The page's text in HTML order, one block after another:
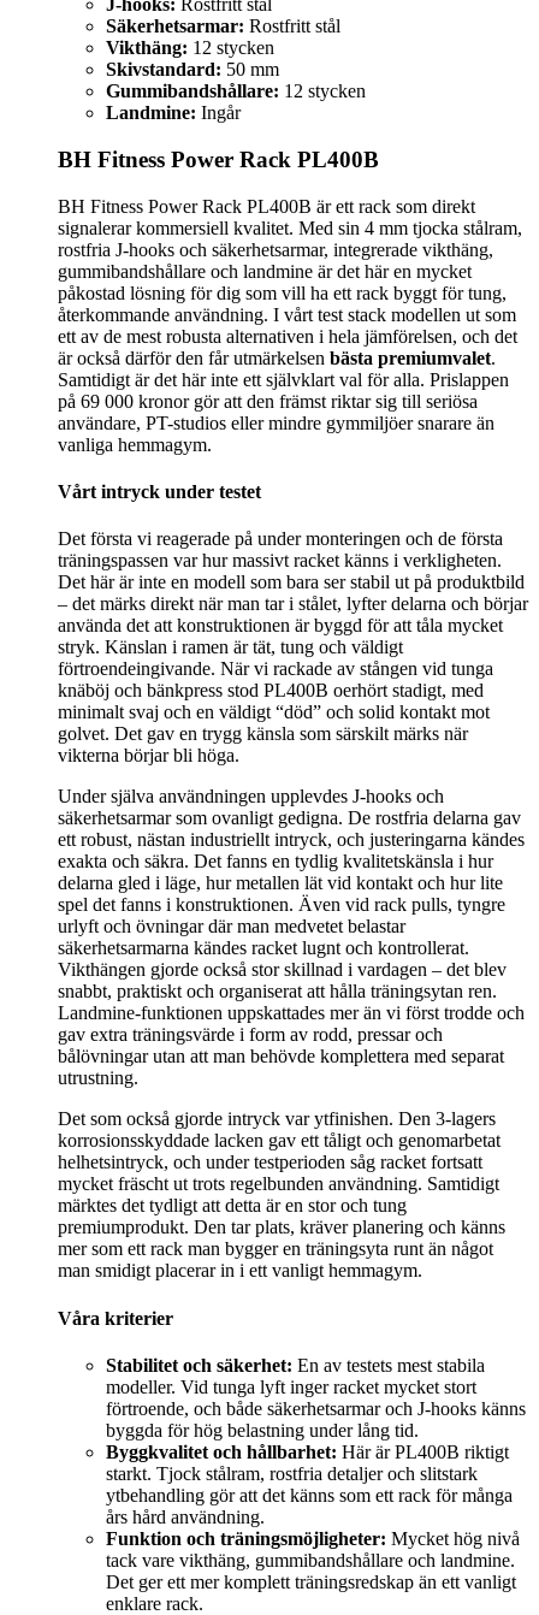
J-hooks: Rostfritt stål
Säkerhetsarmar: Rostfritt stål
Vikthäng: 12 stycken
Skivstandard: 50 mm
Gummibandshållare: 12 stycken
Landmine: Ingår
BH Fitness Power Rack PL400B
BH Fitness Power Rack PL400B är ett rack som direkt
signalerar kommersiell kvalitet. Med sin 4 mm tjocka stålram,
rostfria J-hooks och säkerhetsarmar, integrerade vikthäng,
gummibandshållare och landmine är det här en mycket
påkostad lösning för dig som vill ha ett rack byggt för tung,
återkommande användning. I vårt test stack modellen ut som
ett av de mest robusta alternativen i hela jämförelsen, och det
är också därför den får utmärkelsen bästa premiumvalet.
Samtidigt är det här inte ett självklart val för alla. Prislappen
på 69 000 kronor gör att den främst riktar sig till seriösa
användare, PT-studios eller mindre gymmiljöer snarare än
vanliga hemmagym.
Vårt intryck under testet
Det första vi reagerade på under monteringen och de första
träningspassen var hur massivt racket känns i verkligheten.
Det här är inte en modell som bara ser stabil ut på produktbild
– det märks direkt när man tar i stålet, lyfter delarna och börjar
använda det att konstruktionen är byggd för att tåla mycket
stryk. Känslan i ramen är tät, tung och väldigt
förtroendeingivande. När vi rackade av stången vid tunga
knäböj och bänkpress stod PL400B oerhört stadigt, med
minimalt svaj och en väldigt “död” och solid kontakt mot
golvet. Det gav en trygg känsla som särskilt märks när
vikterna börjar bli höga.
Under själva användningen upplevdes J-hooks och
säkerhetsarmar som ovanligt gedigna. De rostfria delarna gav
ett robust, nästan industriellt intryck, och justeringarna kändes
exakta och säkra. Det fanns en tydlig kvalitetskänsla i hur
delarna gled i läge, hur metallen lät vid kontakt och hur lite
spel det fanns i konstruktionen. Även vid rack pulls, tyngre
urlyft och övningar där man medvetet belastar
säkerhetsarmarna kändes racket lugnt och kontrollerat.
Vikthängen gjorde också stor skillnad i vardagen – det blev
snabbt, praktiskt och organiserat att hålla träningsytan ren.
Landmine-funktionen uppskattades mer än vi först trodde och
gav extra träningsvärde i form av rodd, pressar och
bålövningar utan att man behövde komplettera med separat
utrustning.
Det som också gjorde intryck var ytfinishen. Den 3-lagers
korrosionsskyddade lacken gav ett tåligt och genomarbetat
helhetsintryck, och under testperioden såg racket fortsatt
mycket fräscht ut trots regelbunden användning. Samtidigt
märktes det tydligt att detta är en stor och tung
premiumprodukt. Den tar plats, kräver planering och känns
mer som ett rack man bygger en träningsyta runt än något
man smidigt placerar in i ett vanligt hemmagym.
Våra kriterier
Stabilitet och säkerhet: En av testets mest stabila
modeller. Vid tunga lyft inger racket mycket stort
förtroende, och både säkerhetsarmar och J-hooks känns
byggda för hög belastning under lång tid.
Byggkvalitet och hållbarhet: Här är PL400B riktigt
starkt. Tjock stålram, rostfria detaljer och slitstark
ytbehandling gör att det känns som ett rack för många
års hård användning.
Funktion och träningsmöjligheter: Mycket hög nivå
tack vare vikthäng, gummibandshållare och landmine.
Det ger ett mer komplett träningsredskap än ett vanligt
enklare rack.